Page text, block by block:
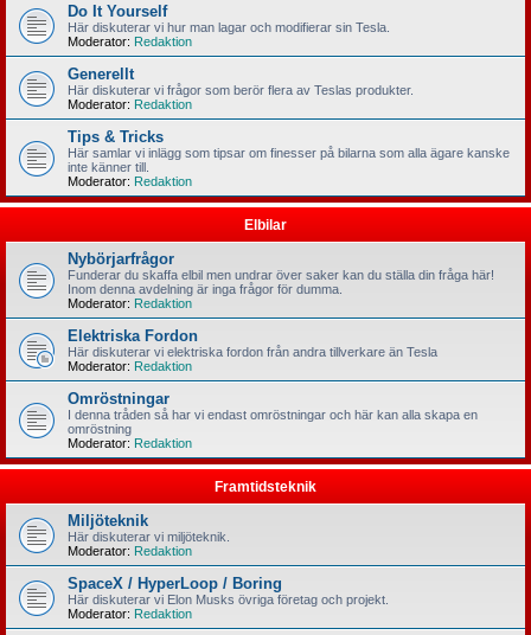
Do It Yourself
Här diskuterar vi hur man lagar och modifierar sin Tesla.
Moderator: Redaktion
Generellt
Här diskuterar vi frågor som berör flera av Teslas produkter.
Moderator: Redaktion
Tips & Tricks
Här samlar vi inlägg som tipsar om finesser på bilarna som alla ägare kanske
inte känner till.
Moderator: Redaktion
Elbilar
Nybörjarfrågor
Funderar du skaffa elbil men undrar över saker kan du ställa din fråga här!
Inom denna avdelning är inga frågor för dumma.
Moderator: Redaktion
Elektriska Fordon
Här diskuterar vi elektriska fordon från andra tillverkare än Tesla
Moderator: Redaktion
Omröstningar
I denna tråden så har vi endast omröstningar och här kan alla skapa en
omröstning
Moderator: Redaktion
Framtidsteknik
Miljöteknik
Här diskuterar vi miljöteknik.
Moderator: Redaktion
SpaceX / HyperLoop / Boring
Här diskuterar vi Elon Musks övriga företag och projekt.
Moderator: Redaktion